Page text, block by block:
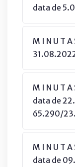
data de
M I N U T
M I N U T
data de
65.290/
M I N U T
data de